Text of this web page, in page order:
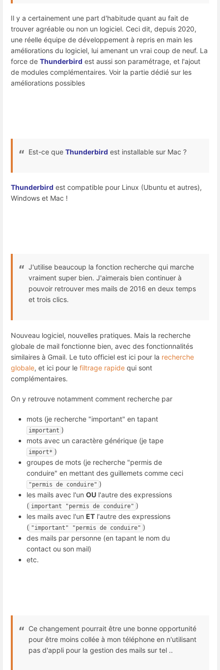
Il y a certainement une part d'habitude quant au fait de
trouver agréable ou non un logiciel. Ceci dit, depuis 2020,
une réelle équipe de développement à repris en main les
améliorations du logiciel, lui amenant un vrai coup de neuf. La
force de Thunderbird est aussi son paramétrage, et l'ajout
de modules complémentaires. Voir la partie dédié sur les
améliorations possibles
Est-ce que Thunderbird est installable sur Mac ?
Thunderbird est compatible pour Linux (Ubuntu et autres),
Windows et Mac !
J'utilise beaucoup la fonction recherche qui marche
vraiment super bien. J'aimerais bien continuer à
pouvoir retrouver mes mails de 2016 en deux temps
et trois clics.
Nouveau logiciel, nouvelles pratiques. Mais la recherche
globale de mail fonctionne bien, avec des fonctionnalités
similaires à Gmail. Le tuto officiel est ici pour la recherche
globale, et ici pour le filtrage rapide qui sont
complémentaires.
On y retrouve notamment comment recherche par
mots (je recherche "important" en tapant
important )
mots avec un caractère générique (je tape
import* )
groupes de mots (je recherche "permis de
conduire" en mettant des guillemets comme ceci
"permis de conduire" )
les mails avec l'un OU l'autre des expressions
( important "permis de conduire" )
les mails avec l'un ET l'autre des expressions
( "important" "permis de conduire" )
des mails par personne (en tapant le nom du
contact ou son mail)
etc.
Ce changement pourrait être une bonne opportunité
pour être moins collée à mon téléphone en n'utilisant
pas d'appli pour la gestion des mails sur tel ..